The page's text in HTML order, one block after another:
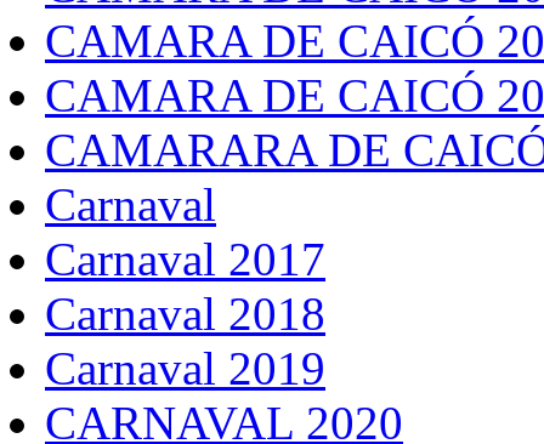
CAMARA DE CAICÓ
CAMARA DE CAICÓ
CAMARARA DE
Carnaval
Carnaval 2017
Carnaval 2018
Carnaval 2019
CARNAVAL 2020